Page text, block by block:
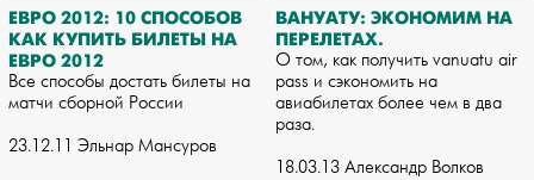
ЕВРО 2012: 10 СПОСОБОВ
КАК КУПИТЬ БИЛЕТЫ НА
ЕВРО 2012
Все способы достать билеты на
матчи сборной России
23.12.11 Эльнар Мансуров
ВАНУАТУ: ЭКОНОМИМ НА
ПЕРЕЛЕТАХ.
О том, как получить vanuatu air
pass и сэкономить на
авиабилетах более чем в два
раза.
18.03.13 Александр Волков